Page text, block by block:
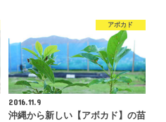
アボカド
2016.11.9
沖縄から新しい【アボカド】の苗